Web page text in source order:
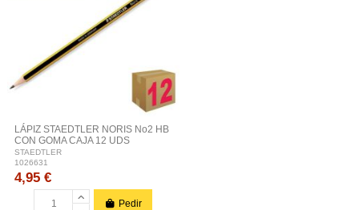
LÁPIZ STAEDTLER NORIS No2 HB
CON GOMA CAJA 12 UDS
STAEDTLER
1026631
4,95 €
Pedir